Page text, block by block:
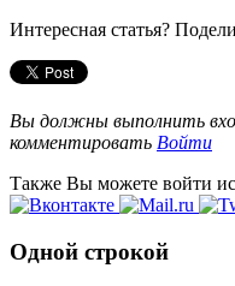
Интересная статья?
Вы должны выполнить
комментировать Войти
Также Вы можете войти
Одной строкой